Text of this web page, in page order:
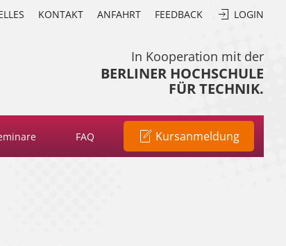
KONTAKT ANFAHRT FEEDBACK LOGIN
In Kooperation mit der
BERLINER HOCHSCHULE
FÜR TECHNIK.
FAQ Kursanmeldung